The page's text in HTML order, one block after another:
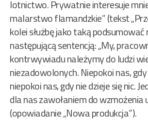
lotnictwo. Prywatnie interesuje
malarstwo flamandzkie” (tekst
kolei służbę jako taką podsumować
następującą sentencją: „My,
kontrwywiadu należymy do ludzi
niezadowolonych. Niepokoi nas,
niepokoi nas, gdy nie dzieje się nic.
dla nas zawołaniem do wzmożenia
(opowiadanie „Nowa produkcja”).